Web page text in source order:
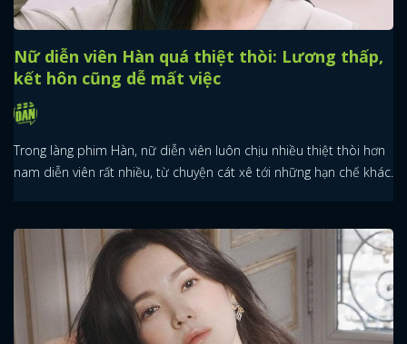
Nữ diễn viên Hàn quá thiệt thòi: Lương thấp,
kết hôn cũng dễ mất việc
Trong làng phim Hàn, nữ diễn viên luôn chịu nhiều thiệt thòi hơn
nam diễn viên rất nhiều, từ chuyện cát xê tới những hạn chế khác.